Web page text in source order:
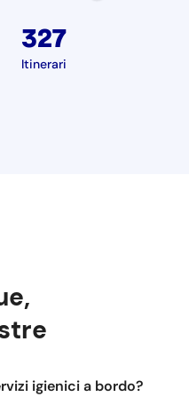
327
Itinerari
,
igienici a bordo?